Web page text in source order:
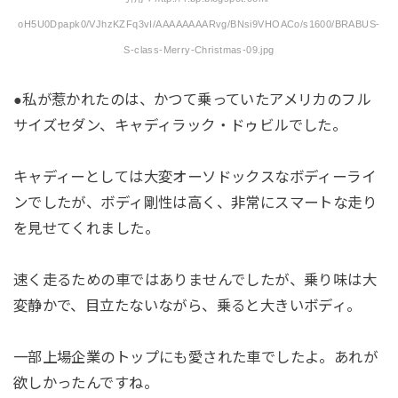
oH5U0Dpapk0/VJhzKZFq3vI/AAAAAAAARvg/BNsi9VHOACo/s1600/BRABUS-
S-class-Merry-Christmas-09.jpg
●私が惹かれたのは、かつて乗っていたアメリカのフル
サイズセダン、キャディラック・ドゥビルでした。
キャディーとしては大変オーソドックスなボディーライ
ンでしたが、ボディ剛性は高く、非常にスマートな走り
を見せてくれました。
速く走るための車ではありませんでしたが、乗り味は大
変静かで、目立たないながら、乗ると大きいボディ。
一部上場企業のトップにも愛された車でしたよ。あれが
欲しかったんですね。